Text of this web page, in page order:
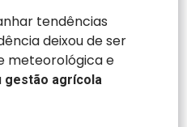
tendências
deixou de ser
meteorológica e
gestão agrícola